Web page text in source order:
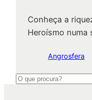
Conheça a
Heroísmo numa
Angrosfera
P